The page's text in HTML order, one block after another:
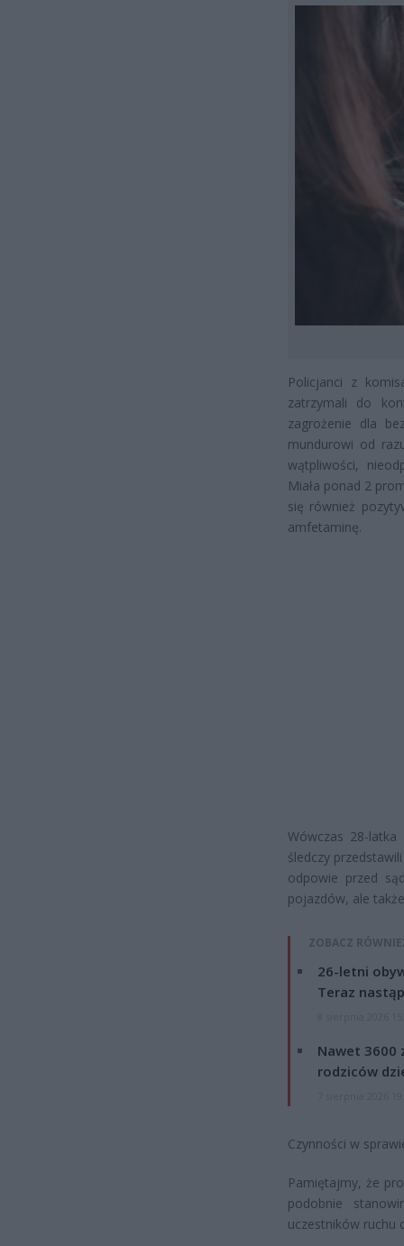
Policjanci z
zatrzymali do
zagrożenie dla
mundurowi od
wątpliwości,
Miała ponad 2
się również
amfetaminę.
Wówczas 28-latka
śledczy
odpowie przed
pojazdów, ale
ZOBACZ
26-letni
Teraz
Nawet 3600
rodziców
Czynności w
Pamiętajmy, że
podobnie
uczestników ruchu